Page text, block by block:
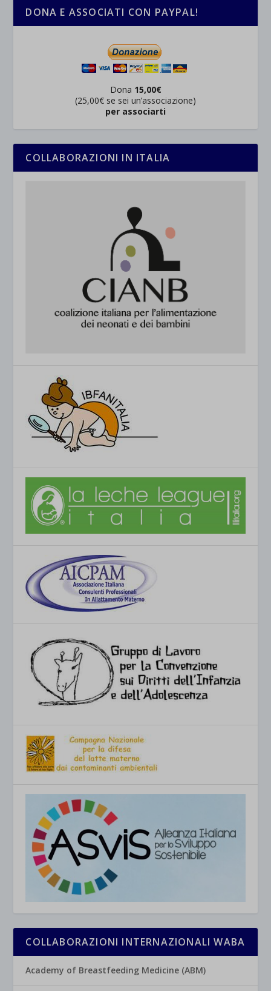
DONA E ASSOCIATI CON PAYPAL!
Dona 15,00€
(25,00€ se sei un’associazione)
per associarti
COLLABORAZIONI IN ITALIA
COLLABORAZIONI INTERNAZIONALI WABA
Academy of Breastfeeding Medicine (ABM)